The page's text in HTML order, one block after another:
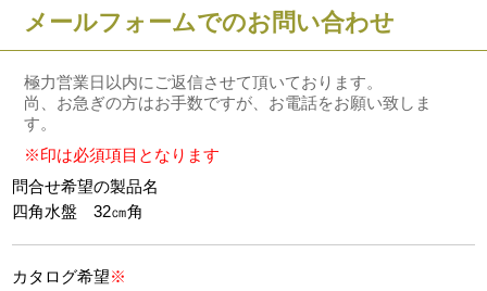
メールフォームでのお問い合わせ
極力営業日以内にご返信させて頂いております。
尚、お急ぎの方はお手数ですが、お電話をお願い致しま
す。
※印は必須項目となります
問合せ希望の製品名
四角水盤 32㎝角
カタログ希望※